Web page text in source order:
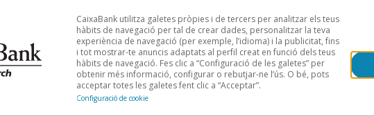
i mercats Anàlisi sectorial Àrees geogràfiques
CaixaBank utilitza galetes pròpies i de tercers per analitzar els teus
hàbits de navegació per tal de crear dades, personalitzar la teva
experiència de navegació (per exemple, l’idioma) i la publicitat, fins
i tot mostrar-te anuncis adaptats al perfil creat en funció dels teus
hàbits de navegació. Fes clic a “Configuració de les galetes” per
obtenir més informació, configurar o rebutjar-ne l’ús. O bé, pots
acceptar totes les galetes fent clic a “Acceptar”.
Configuració de cookie